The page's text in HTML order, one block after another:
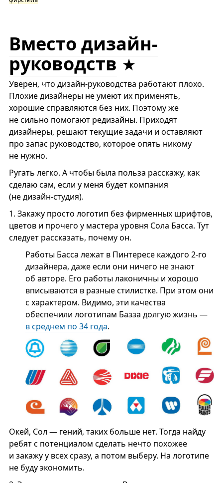
Вместо дизайн-
руководств
Уверен, что дизайн-руководства работают плохо.
Плохие дизайнеры не умеют их применять,
хорошие справляются без них. Поэтому же
не сильно помогают редизайны. Приходят
дизайнеры, решают текущие задачи и оставляют
про запас руководство, которое опять никому
не нужно.
Ругать легко. А чтобы была польза расскажу, как
сделаю сам, если у меня будет компания
(не дизайн-студия).
1. Закажу просто логотип без фирменных шрифтов,
цветов и прочего у мастера уровня Сола Баccа. Тут
следует рассказать, почему он.
Работы Басса лежат в Пинтересе каждого 2-го
дизайнера, даже если они ничего не знают
об авторе. Его работы лаконичны и хорошо
вписываются в разные стилистке. При этом они
с характером. Видимо, эти качества
обеспечили логотипам Базза долгую жизнь —
в среднем по 34 года.
Окей, Сол — гений, таких больше нет. Тогда найду
ребят с потенциалом сделать нечто похожее
и закажу у всех сразу, а потом выберу. На логотипе
не буду экономить.